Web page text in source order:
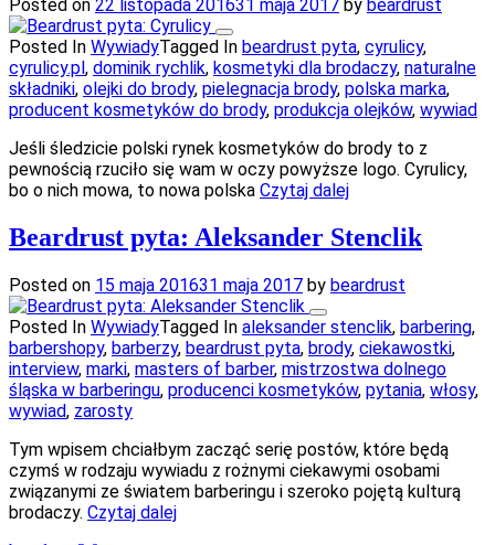
Posted on 22 listopada 201631 maja 2017 by beardrust
Posted In WywiadyTagged In beardrust pyta, cyrulicy,
cyrulicy.pl, dominik rychlik, kosmetyki dla brodaczy, naturalne
składniki, olejki do brody, pielegnacja brody, polska marka,
producent kosmetyków do brody, produkcja olejków, wywiad
Jeśli śledzicie polski rynek kosmetyków do brody to z
pewnością rzuciło się wam w oczy powyższe logo. Cyrulicy,
bo o nich mowa, to nowa polska Czytaj dalej
Beardrust pyta: Aleksander Stenclik
Posted on 15 maja 201631 maja 2017 by beardrust
Posted In WywiadyTagged In aleksander stenclik, barbering,
barbershopy, barberzy, beardrust pyta, brody, ciekawostki,
interview, marki, masters of barber, mistrzostwa dolnego
śląska w barberingu, producenci kosmetyków, pytania, włosy,
wywiad, zarosty
Tym wpisem chciałbym zacząć serię postów, które będą
czymś w rodzaju wywiadu z rożnymi ciekawymi osobami
związanymi ze światem barberingu i szeroko pojętą kulturą
brodaczy. Czytaj dalej